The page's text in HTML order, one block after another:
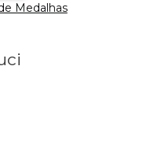
Medalhas